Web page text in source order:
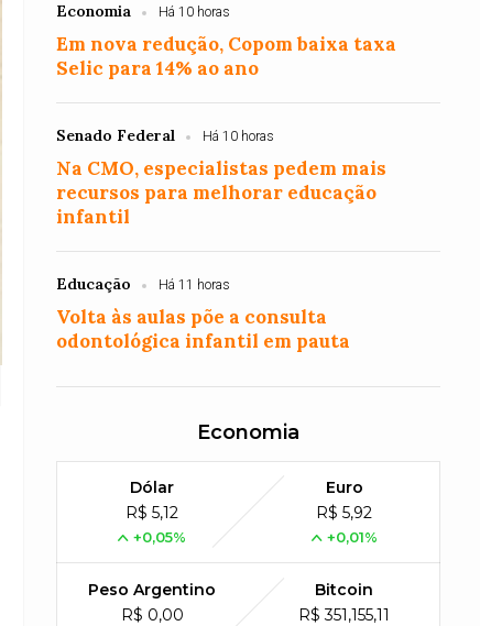
Economia Há 10 horas
Em nova redução, Copom baixa taxa
Selic para 14% ao ano
Senado Federal Há 10 horas
Na CMO, especialistas pedem mais
recursos para melhorar educação
infantil
Educação Há 11 horas
Volta às aulas põe a consulta
odontológica infantil em pauta
Economia
Dólar
R$ 5,12
+0,05%
Euro
R$ 5,92
+0,01%
Peso Argentino
R$ 0,00
Bitcoin
R$ 351,155,11